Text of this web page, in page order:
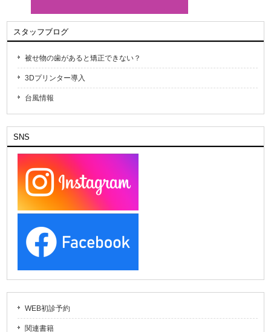
スタッフブログ
被せ物の歯があると矯正できない？
3Dプリンター導入
台風情報
SNS
WEB初診予約
関連書籍